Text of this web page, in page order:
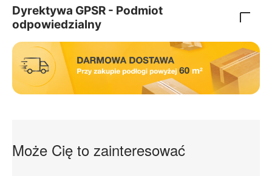
Dyrektywa GPSR - Podmiot
odpowiedzialny
Może Cię to zainteresować